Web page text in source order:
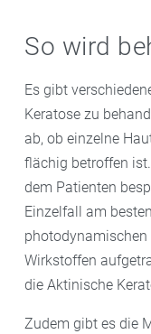
So wird
Es gibt
Keratose zu
ab, ob einzelne
flächig betroffen
dem Patienten
Einzelfall am
photodynamischen
Wirkstoffen
die Aktinische
Zudem gibt es die